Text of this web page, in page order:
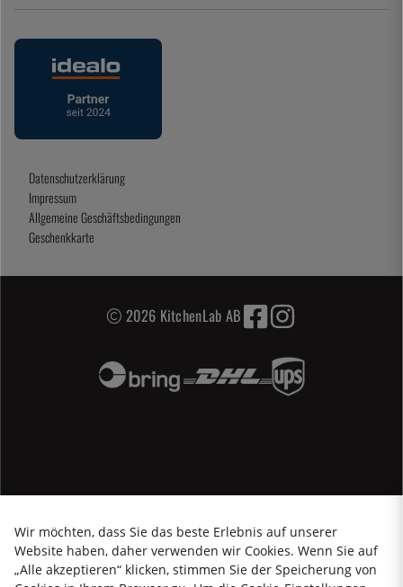
Datenschutzerklärung
Impressum
Allgemeine Geschäftsbedingungen
Geschenkkarte
2026 KitchenLab AB
Wir möchten, dass Sie das beste Erlebnis auf unserer
Website haben, daher verwenden wir Cookies. Wenn Sie auf
„Alle akzeptieren“ klicken, stimmen Sie der Speicherung von